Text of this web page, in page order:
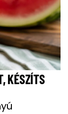
KÉSZÍTS